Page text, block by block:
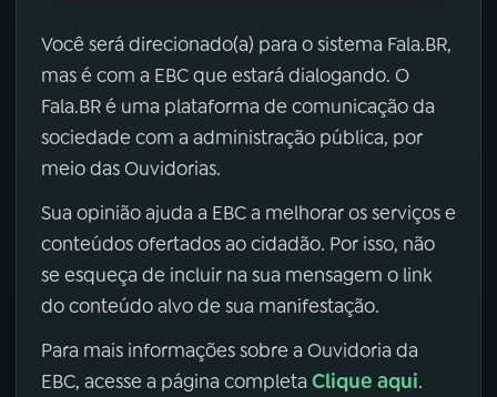
Você será direcionado(a) para o sistema Fala.BR,
mas é com a EBC que estará dialogando. O
Fala.BR é uma plataforma de comunicação da
sociedade com a administração pública, por
meio das Ouvidorias.
Sua opinião ajuda a EBC a melhorar os serviços e
conteúdos ofertados ao cidadão. Por isso, não
se esqueça de incluir na sua mensagem o link
do conteúdo alvo de sua manifestação.
Para mais informações sobre a Ouvidoria da
EBC, acesse a página completa Clique aqui.